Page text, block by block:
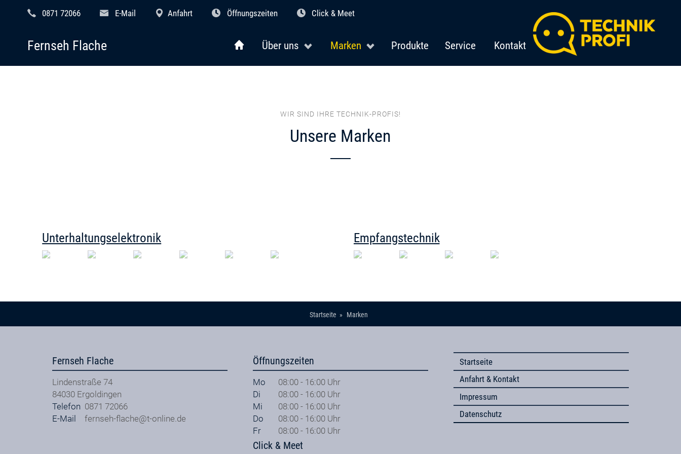
0871 72066 E-Mail Anfahrt Öffnungszeiten Click & Meet
Über uns Marken Produkte Service Kontakt
Fernseh Flache
WIR SIND IHRE TECHNIK-PROFIS!
Unsere Marken
Unterhaltungselektronik Empfangstechnik
Startseite Marken
Fernseh Flache
Lindenstraße 74
84030 Ergoldingen
Telefon 0871 72066
E-Mail
fernseh-flache@t-online.de
Öffnungszeiten
Mo
08:00 - 16:00 Uhr
Di
08:00 - 16:00 Uhr
Mi
08:00 - 16:00 Uhr
Do
08:00 - 16:00 Uhr
Fr
08:00 - 16:00 Uhr
Click & Meet
Startseite
Anfahrt & Kontakt
Impressum
Datenschutz